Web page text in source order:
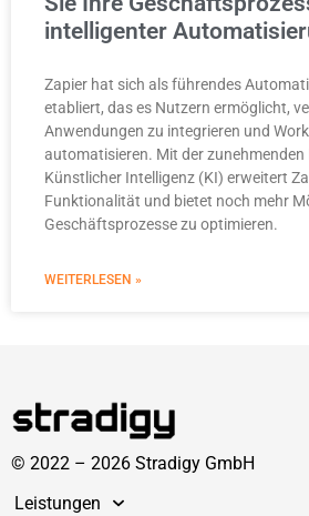
intelligenter
Zapier hat sich als führendes
etabliert, das es Nutzern ermöglicht,
Anwendungen zu integrieren und
automatisieren. Mit der
Künstlicher Intelligenz (KI) erweitert
Funktionalität und bietet noch mehr
Geschäftsprozesse zu optimieren.
WEITERLESEN »
© 2022 – 2026 Stradigy GmbH
Leistungen